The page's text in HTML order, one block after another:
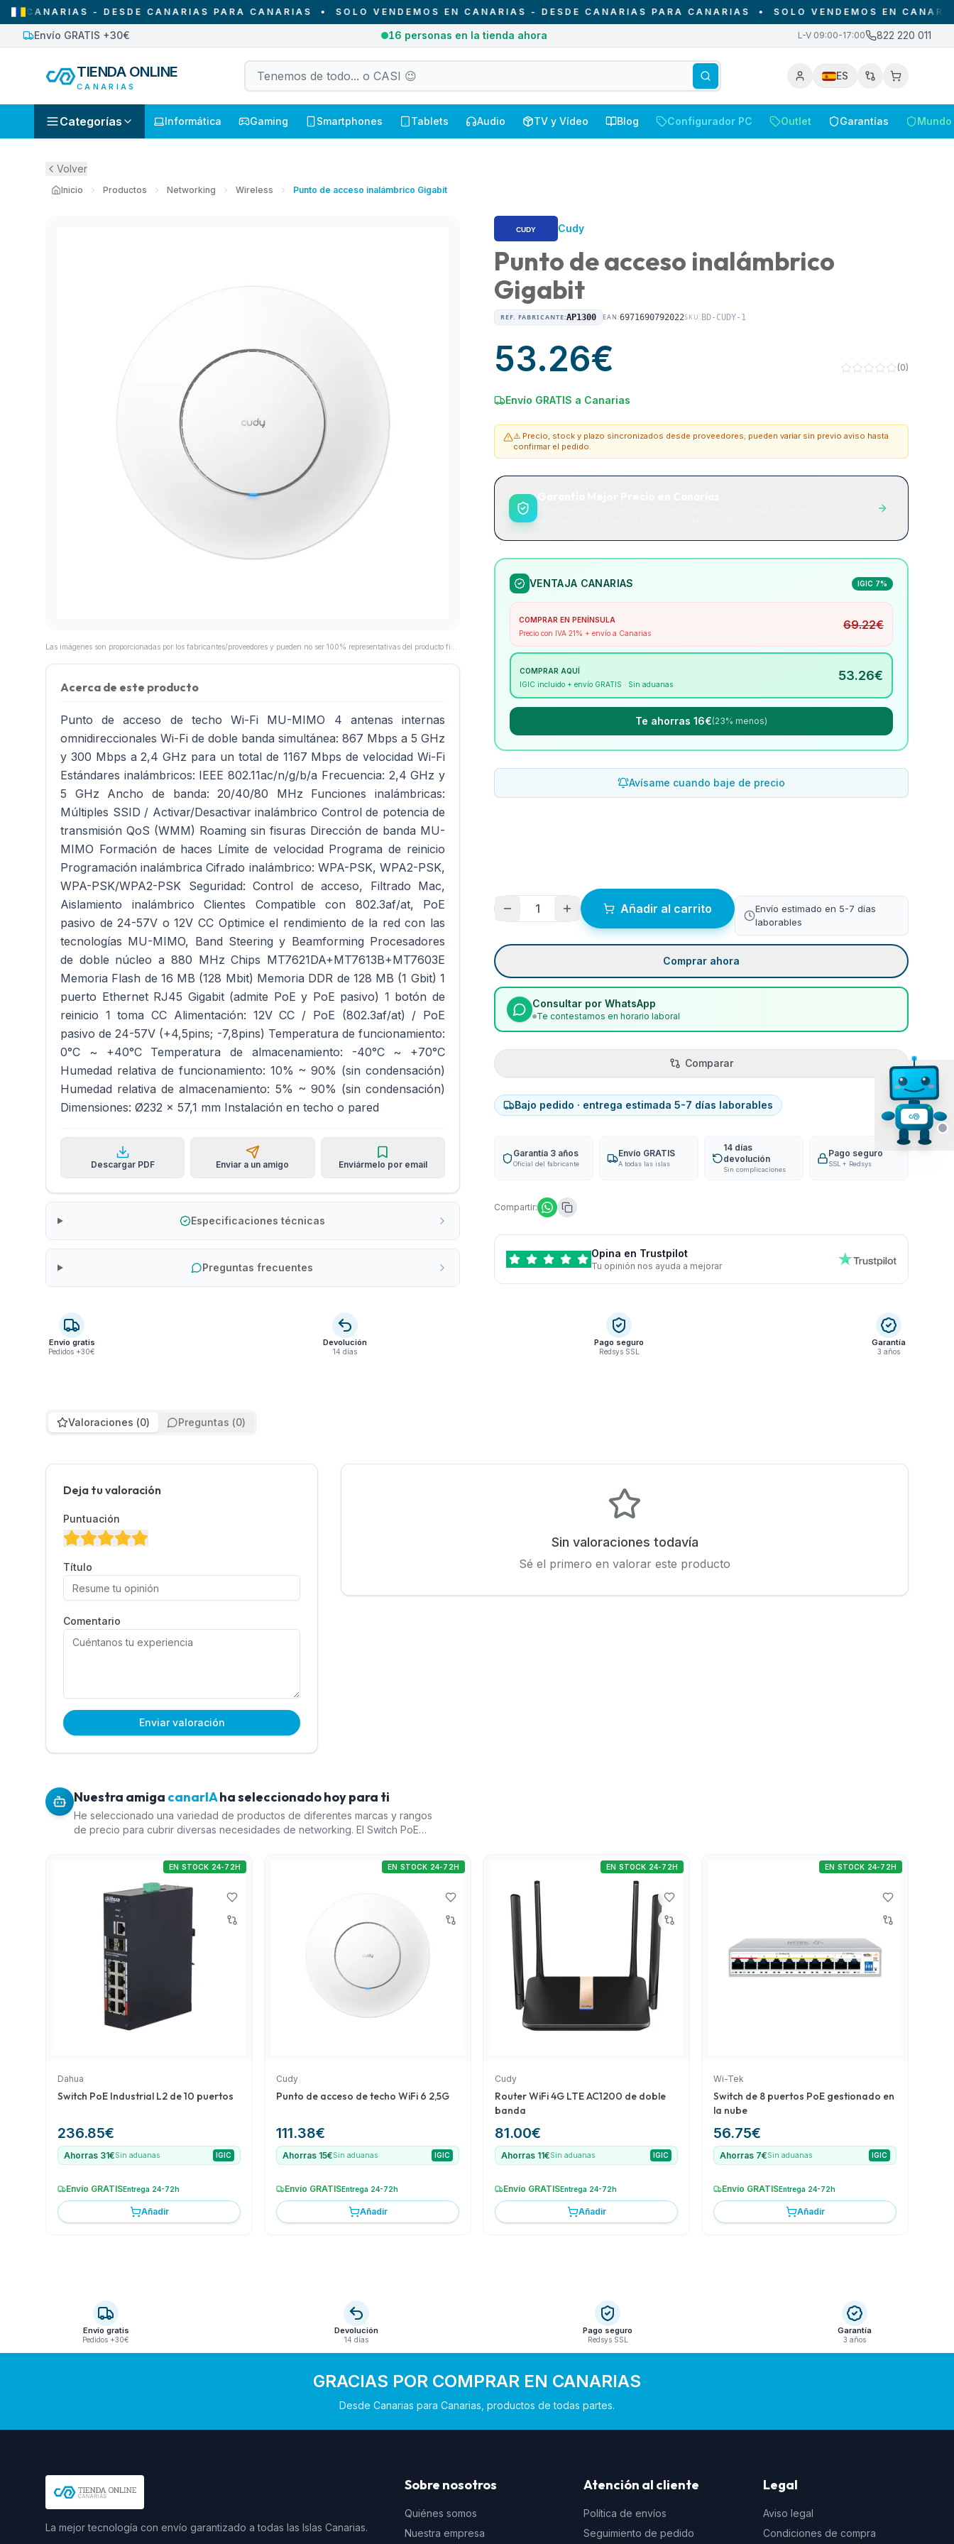
- DESDE CANARIAS PARA CANARIAS•SOLO VENDEMOS EN CANARIAS - DESDE CANARIAS PARA CANARIAS•SOLO VENDEMOS EN CANARIAS -
Envío GRATIS +30€ 2 pedidos recibidos hoy en Canarias L-V 09:00-17:00 822 220 011
TIENDA ONLINE
CANARIAS
ES
Categorías Informática Gaming Smartphones Tablets Audio TV y Vídeo Blog Configurador PC Outlet Garantías
Volver
Inicio Productos Networking Wireless Punto de acceso inalámbrico Gigabit
Acerca de este producto
Punto de acceso de techo Wi-Fi MU-MIMO 4 antenas internas
omnidireccionales Wi-Fi de doble banda simultánea: 867 Mbps a 5 GHz
y 300 Mbps a 2,4 GHz para un total de 1167 Mbps de velocidad Wi-Fi
Estándares inalámbricos: IEEE 802.11ac/n/g/b/a Frecuencia: 2,4 GHz y
5 GHz Ancho de banda: 20/40/80 MHz Funciones inalámbricas:
Múltiples SSID / Activar/Desactivar inalámbrico Control de potencia de
transmisión QoS (WMM) Roaming sin fisuras Dirección de banda MU-
MIMO Formación de haces Límite de velocidad Programa de reinicio
Programación inalámbrica Cifrado inalámbrico: WPA-PSK, WPA2-PSK,
WPA-PSK/WPA2-PSK Seguridad: Control de acceso, Filtrado Mac,
Aislamiento inalámbrico Clientes Compatible con 802.3af/at, PoE
pasivo de 24-57V o 12V CC Optimice el rendimiento de la red con las
tecnologías MU-MIMO, Band Steering y Beamforming Procesadores
de doble núcleo a 880 MHz Chips MT7621DA+MT7613B+MT7603E
Memoria Flash de 16 MB (128 Mbit) Memoria DDR de 128 MB (1 Gbit) 1
puerto Ethernet RJ45 Gigabit (admite PoE y PoE pasivo) 1 botón de
reinicio 1 toma CC Alimentación: 12V CC / PoE (802.3af/at) / PoE
pasivo de 24-57V (+4,5pins; -7,8pins) Temperatura de funcionamiento:
0°C ~ +40°C Temperatura de almacenamiento: -40°C ~ +70°C
Humedad relativa de funcionamiento: 10% ~ 90% (sin condensación)
Humedad relativa de almacenamiento: 5% ~ 90% (sin condensación)
Dimensiones: Ø232 x 57,1 mm Instalación en techo o pared
Descargar PDF Enviar a un amigo Enviármelo por email
Especificaciones técnicas
Preguntas frecuentes
Cudy
Punto de acceso inalámbrico
Gigabit
REF. FABRICANTE:AP1300 EAN:6971690792022SKU: BD-CUDY-1
53.26€ (0)
Envío GRATIS a Canarias
⚠️ Precio, stock y plazo sincronizados desde proveedores; pueden variar sin previo aviso hasta
confirmar el pedido.
VENTAJA CANARIAS IGIC 7%
COMPRAR EN PENÍNSULA
Precio con IVA 21% + envío a Canarias
69.22€
COMPRAR AQUÍ
IGIC incluido + envío GRATIS · Sin aduanas
53.26€
Te ahorras 16€(23% menos)
Avísame cuando baje de precio
1 Añadir al carrito
Envío estimado en 5-7 días
laborables
Comprar ahora
Consultar por WhatsApp
Te contestamos en horario laboral
Comparar
Bajo pedido · entrega estimada 5-7 días laborables
Garantía 3 años
Oficial del fabricante
Envío GRATIS
A todas las islas
14 días
devolución
Sin complicaciones
Pago seguro
SSL + Redsys
Compartir:
Opina en Trustpilot
Tu opinión nos ayuda a mejorar
Envío gratis
Pedidos +30€
Devolución
14 días
Pago seguro
Redsys SSL
Garantía
3 años
Valoraciones (0) Preguntas (0)
Deja tu valoración
Puntuación
Título
Comentario
Enviar valoración
Sin valoraciones todavía
Sé el primero en valorar este producto
Nuestra amiga canarIAha seleccionado hoy para ti
He seleccionado una variedad de productos de diferentes marcas y rangos
de precio para cubrir diversas necesidades de networking. El Switch PoE
industriales robustas. El Punto de acceso de techo WiFi 6 2,5G de Cudy
ofrece conectividad avanzada con la última tecnología WiFi 6. El Router WiFi
4G LTE AC1200 de doble banda de Cudy proporciona una solución de
conectividad flexible para zonas con acceso limitado a cableado
convencional. Finalmente, el Switch de 8 puertos PoE gestionado en la nube
de Wi-Tek ofrece una excelente relación calidad-precio y es ideal para
configuraciones que requieren gestión remota. A pesar de la falta de
calificaciones, estos productos ofrecen características avanzadas que
justifican su recomendación.
Dahua
Switch PoE Industrial L2 de 10 puertos
236.85€
EN STOCK 24-72H
Ahorras 31€Sin aduanas IGIC
Envío GRATISEntrega 24-72h
Añadir
Cudy
Punto de acceso de techo WiFi 6 2,5G
111.38€
EN STOCK 24-72H
Ahorras 15€Sin aduanas IGIC
Envío GRATISEntrega 24-72h
Añadir
Cudy
Router WiFi 4G LTE AC1200 de doble
banda
81.00€
EN STOCK 24-72H
Ahorras 11€Sin aduanas IGIC
Envío GRATISEntrega 24-72h
Añadir
Wi-Tek
Switch de 8 puertos PoE gestionado en
la nube
56.75€
EN STOCK 24-72H
Ahorras 7€Sin aduanas IGIC
Envío GRATISEntrega 24-72h
Añadir
Envío gratis
Pedidos +30€
Devolución
14 días
Pago seguro
Redsys SSL
Garantía
3 años
GRACIAS POR COMPRAR EN CANARIAS
Desde Canarias para Canarias, productos de todas partes.
La mejor tecnología con envío garantizado a todas las Islas Canarias.
Sobre nosotros
Quiénes somos
Nuestra empresa
Atención al cliente
Política de envíos
Seguimiento de pedido
Legal
Aviso legal
Condiciones de compra